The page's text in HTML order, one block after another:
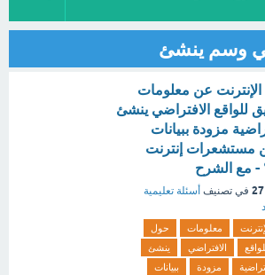
وسم ينشئ
عن معلومات
للواقع الافتراضي ينشئ
مزودة ببيانات
مستشعرات إنترنت
- مع الشرح
في تصنيف أسئلة تعليمية
معلومات
حول
الافتراضي
ينشئ
مزودة
ببيانات